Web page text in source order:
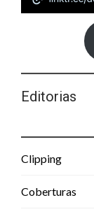
Editorias
Clipping
Coberturas